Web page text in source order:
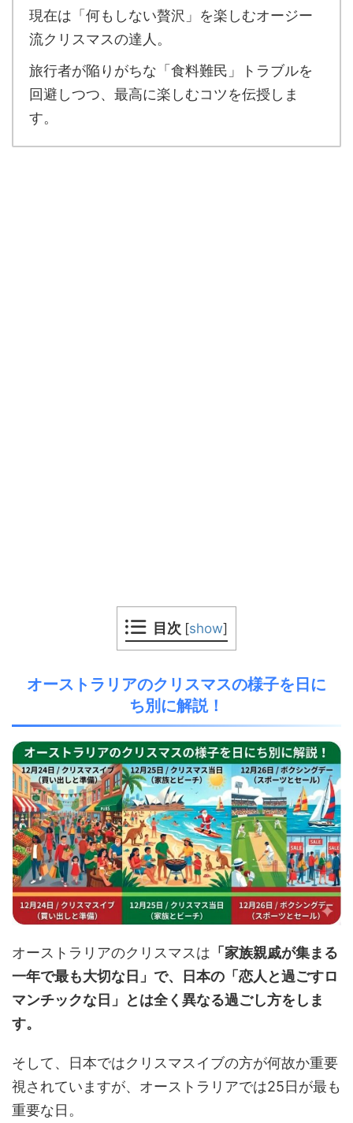
現在は「何もしない贅沢」を楽しむオージー
流クリスマスの達人。
旅行者が陥りがちな「食料難民」トラブルを
回避しつつ、最高に楽しむコツを伝授しま
す。
目次 [show]
オーストラリアのクリスマスの様子を日に
ち別に解説！
オーストラリアのクリスマスは 「家族親戚が集まる
一年で最も大切な日」で、日本の「恋人と過ごすロ
マンチックな日」とは全く異なる過ごし方をしま
す。
そして、日本ではクリスマスイブの方が何故か重要
視されていますが、オーストラリアでは25日が最も
重要な日。